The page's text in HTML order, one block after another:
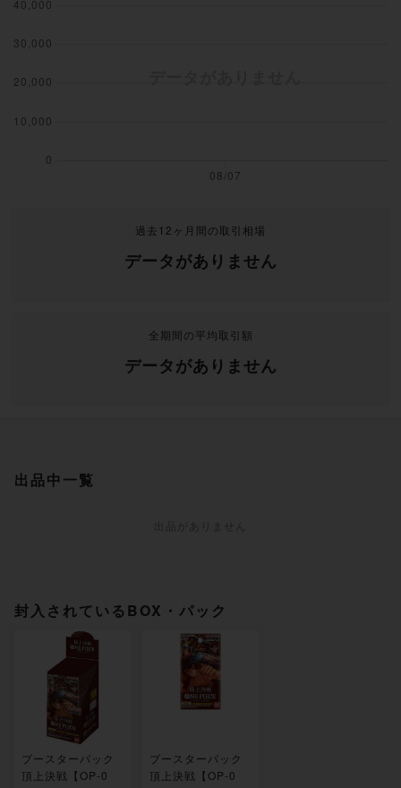
過去12ヶ月間の取引相場
データがありません
全期間の平均取引額
データがありません
出品中一覧
封入されているBOX・パック
ブースターパック
頂上決戦【OP-0
ブースターパック
頂上決戦【OP-0